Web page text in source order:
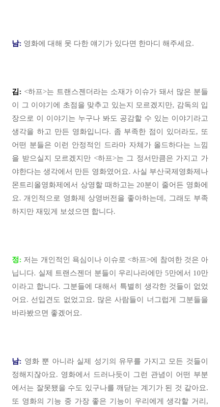
남: 영화에 대해 못 다한 얘기가 있다면 한마디 해주세요.
김: <하프>는 트랜스젠더라는 소재가 이슈가 돼서 많은 분들
이 그 이야기에 초점을 맞추고 있는지 모르겠지만, 감독의 입
장으로 이 이야기는 누구나 봐도 공감할 수 있는 이야기라고
생각을 하고 만든 영화입니다. 좀 부족한 점이 있더라도, 또
어떤 분들은 이런 안정적인 드라마 자체가 올드하다는 느낌
을 받으실지 모르겠지만 <하프>는 그 정서만큼은 가지고 가
야한다는 생각에서 만든 영화였어요. 사실 부산국제영화제나
몬트리올영화제에서 상영할 때하고는 20분이 줄어든 영화에
요. 개인적으로 영화제 상영버전을 좋아하는데, 그래도 부족
하지만 재밌게 보셨으면 합니다.
정: 저는 개인적인 욕심이나 이슈로 <하프>에 참여한 것은 아
닙니다. 실제 트랜스젠더 분들이 우리나라에만 5만에서 10만
이라고 합니다. 그분들에 대해서 특별히 생각한 것들이 없었
어요. 선입견도 없었고요. 많은 사람들이 너그럽게 그분들을
바라봤으면 좋겠어요.
남: 영화 뿐 아니라 실제 성기의 유무를 가지고 모든 것들이
정해지잖아요. 영화에서 드러나듯이 그런 관념이 어떤 부분
에서는 잘못됐을 수도 있구나를 깨닫는 계기가 된 것 같아요.
또 영화의 기능 중 가장 좋은 기능이 우리에게 생각할 거리,